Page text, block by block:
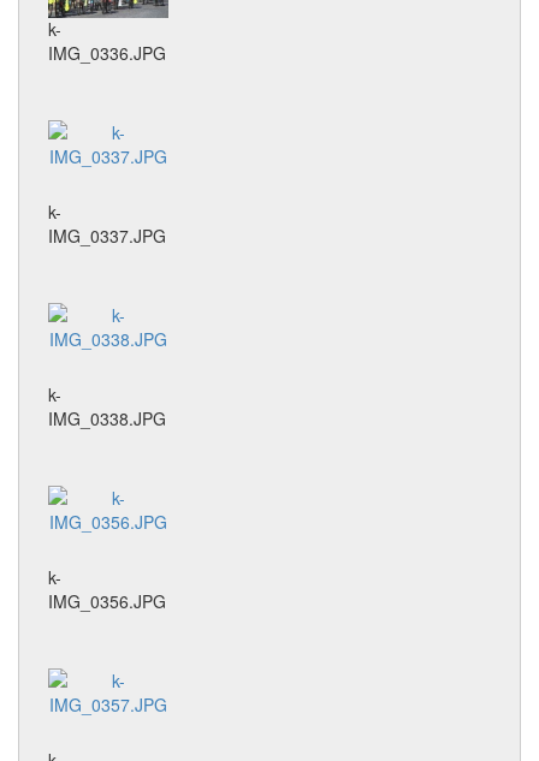
k-
IMG_0336.JPG
k-
IMG_0337.JPG
k-
IMG_0338.JPG
k-
IMG_0356.JPG